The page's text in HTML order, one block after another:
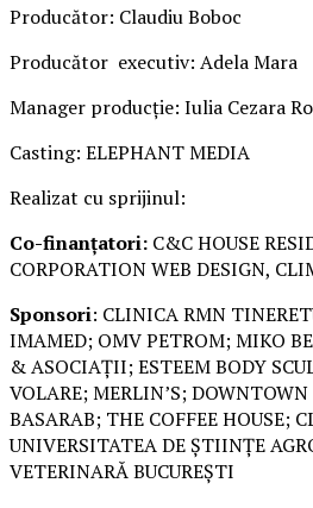
Producător: Claudiu Boboc
Producător executiv: Adela Mara
Manager producție: Iulia Cezara
Casting: ELEPHANT MEDIA
Realizat cu sprijinul:
Co-finanțatori: C&C HOUSE
CORPORATION WEB DESIGN,
Sponsori: CLINICA RMN
IMAMED; OMV PETROM; MIKO
& ASOCIAȚII; ESTEEM BODY
VOLARE; MERLIN’S;
BASARAB; THE COFFEE HOUSE;
UNIVERSITATEA DE ȘTIINȚE
VETERINARĂ BUCUREȘTI